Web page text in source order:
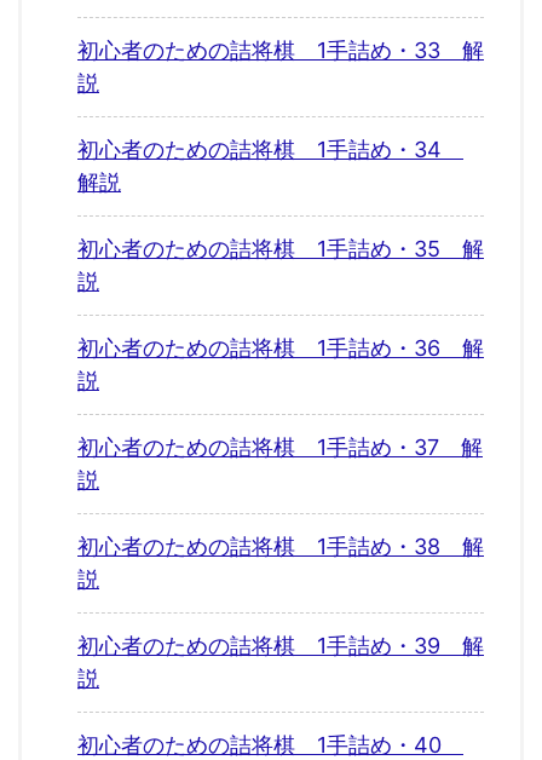
初心者のための詰将棋 1手詰め・33 解
説
初心者のための詰将棋 1手詰め・34
解説
初心者のための詰将棋 1手詰め・35 解
説
初心者のための詰将棋 1手詰め・36 解
説
初心者のための詰将棋 1手詰め・37 解
説
初心者のための詰将棋 1手詰め・38 解
説
初心者のための詰将棋 1手詰め・39 解
説
初心者のための詰将棋 1手詰め・40